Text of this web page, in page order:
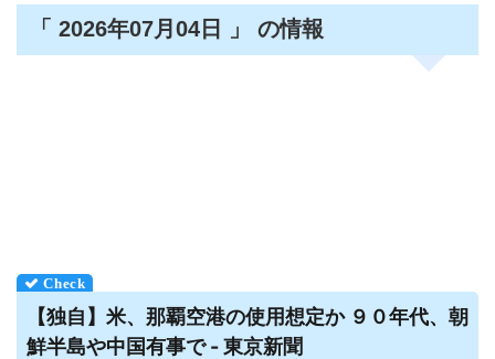
「 2026年07月04日 」 の情報
【独自】米、那覇空港の使用想定か ９０年代、朝
鮮半島や中国有事で - 東京新聞